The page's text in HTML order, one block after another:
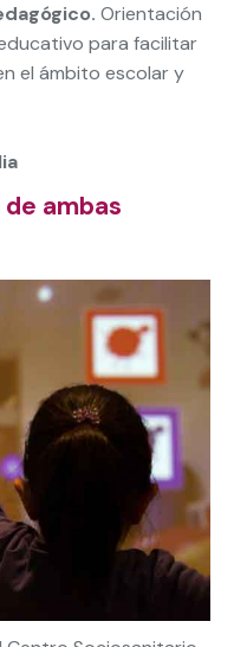
Orientación
para facilitar
el ámbito escolar y
ambas